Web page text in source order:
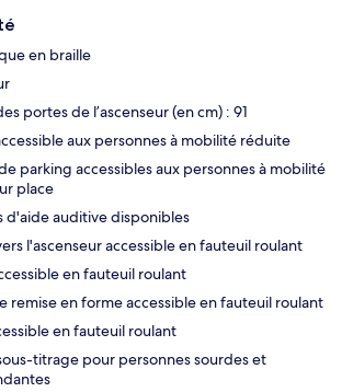
en braille
portes de l’ascenseur (en cm) : 91
aux personnes à mobilité réduite
parking accessibles aux personnes à mobilité
place
d'aide auditive disponibles
l'ascenseur accessible en fauteuil roulant
en fauteuil roulant
remise en forme accessible en fauteuil roulant
en fauteuil roulant
titrage pour personnes sourdes et